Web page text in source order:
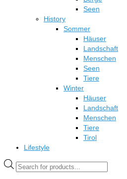
Seen
History
Sommer
Häuser
Landschaft
Menschen
Seen
Tiere
Winter
Häuser
Landschaft
Menschen
Tiere
Tirol
Lifestyle
Products
search